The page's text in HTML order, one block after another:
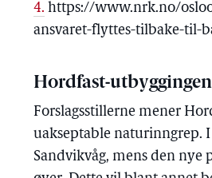
4. https://www.nrk.no/
ansvaret-flyttes-tilbake-til-
Hordfast-
Forslagsstillerne mener
uakseptable naturinngrep.
Sandvikvåg, mens den nye